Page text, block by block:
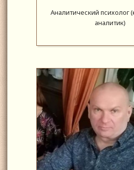
Аналитический психолог
аналитик)